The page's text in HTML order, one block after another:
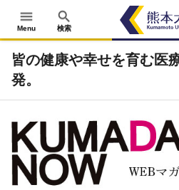
menu
Menu
search
検索
皆の健康や幸せを育む医
発。